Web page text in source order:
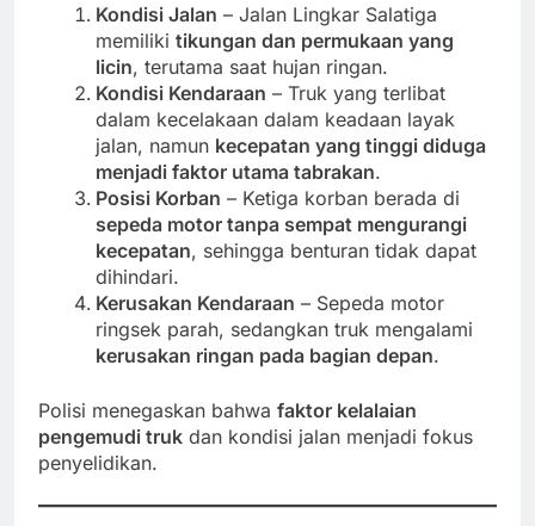
Kondisi Jalan – Jalan Lingkar Salatiga
memiliki tikungan dan permukaan yang
licin, terutama saat hujan ringan.
Kondisi Kendaraan – Truk yang terlibat
dalam kecelakaan dalam keadaan layak
jalan, namun kecepatan yang tinggi diduga
menjadi faktor utama tabrakan.
Posisi Korban – Ketiga korban berada di
sepeda motor tanpa sempat mengurangi
kecepatan, sehingga benturan tidak dapat
dihindari.
Kerusakan Kendaraan – Sepeda motor
ringsek parah, sedangkan truk mengalami
kerusakan ringan pada bagian depan.
Polisi menegaskan bahwa faktor kelalaian
pengemudi truk dan kondisi jalan menjadi fokus
penyelidikan.